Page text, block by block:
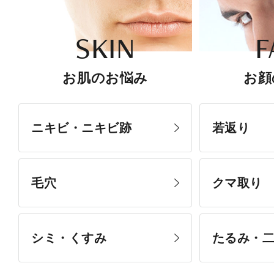
SKIN
お肌のお悩み
ニキビ・ニキビ跡
毛穴
シミ・くすみ
お
若返り
クマ取り
たるみ・